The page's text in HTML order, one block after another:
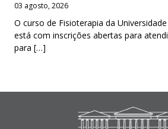
03 agosto, 2026
O curso de Fisioterapia da
está com inscrições abertas para
para […]